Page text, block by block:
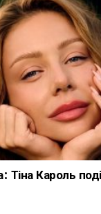
Тіна Кароль